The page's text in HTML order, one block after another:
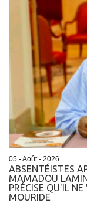
05 - Août - 2026
ABSENTÉISTES
MAMADOU
PRÉCISE QU'IL
MOURIDE